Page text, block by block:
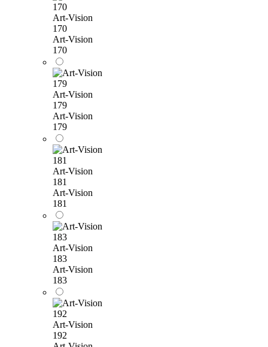
Art-Vision
170
Art-Vision
170
Art-Vision
179
Art-Vision
179
Art-Vision
181
Art-Vision
181
Art-Vision
183
Art-Vision
183
Art-Vision
192